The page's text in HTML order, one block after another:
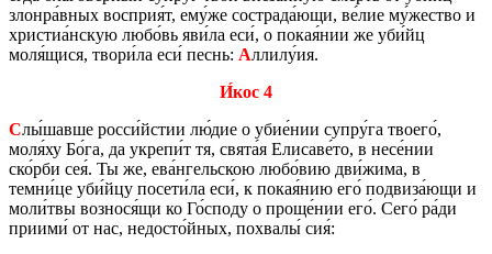
зло­н­ра́вных вос­прия́т, ему́же со­стра­да́ющи, ве́лие му́же­ство и
хри­стиа́нскую любо́вь яви́ла еси́, о покая́нии же уби́йц
моля́щися, твори́ла еси́ песнь: Аллилу́ия.
И́кос 4
Слы́шавше росси́йстии лю́дие о убие́нии супру́га тво­е­го́,
моля́ху Бо́га, да укре­пи́т тя, свята́я Ели­са­ве́то, в несе́нии
ско́рби сея́. Ты же, ева́нгель­скою любо́вию дви́жима, в
темни́це уби́йцу по­се­ти́ла еси́, к покая́нию его́ под­ви­за́ющи и
моли́твы воз­но­ся́щи ко Го́споду о проще́нии его́. Сего́ ра́ди
при­и­ми́ от нас, недо­сто́йных, по­хва­лы́ сия́: